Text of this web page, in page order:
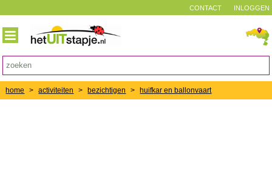
INLOGGEN
CONTACT
home > activiteiten > bezichtigen > huifkar en ballonvaart